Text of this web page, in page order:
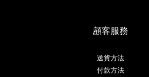
顧客服務
送貨方法
付款方法